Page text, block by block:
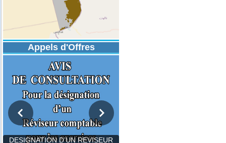
Appels d'Offres
DESIGNATION D’UN REVISEUR